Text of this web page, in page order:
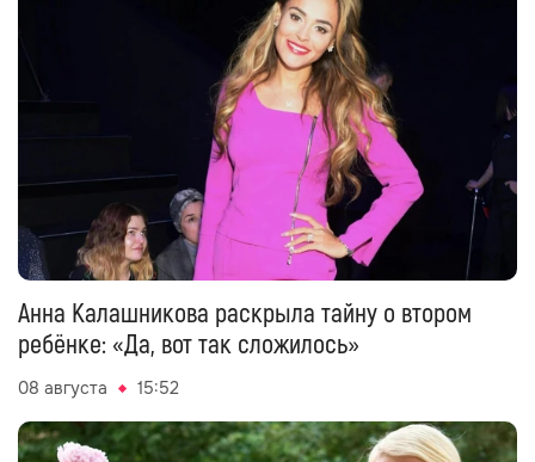
Анна Калашникова раскрыла тайну о втором
ребёнке: «Да, вот так сложилось»
08 августа 15:52